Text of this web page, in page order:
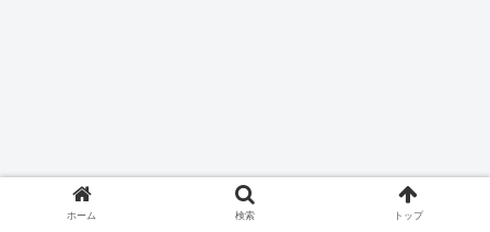
ホーム 検索 トップ